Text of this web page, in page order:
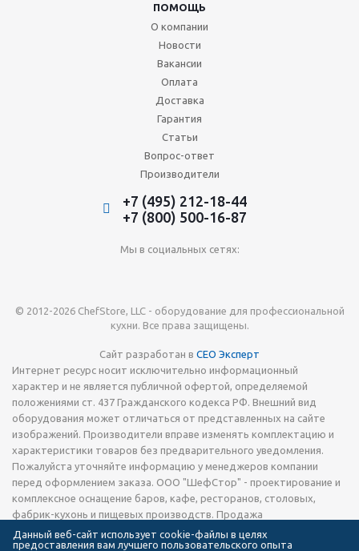
ПОМОЩЬ
О компании
Новости
Вакансии
Оплата
Доставка
Гарантия
Статьи
Вопрос-ответ
Производители
+7 (495) 212-18-44
+7 (800) 500-16-87
Мы в социальных сетях:
© 2012-2026 ChefStore, LLC - оборудование для профессиональной
кухни. Все права защищены.
Сайт разработан в СЕО Эксперт
Интернет ресурс носит исключительно информационный
характер и не является публичной офертой, определяемой
положениями ст. 437 Гражданского кодекса РФ. Внешний вид
оборудования может отличаться от представленных на сайте
изображений. Производители вправе изменять комплектацию и
характеристики товаров без предварительного уведомления.
Пожалуйста уточняйте информацию у менеджеров компании
перед оформлением заказа. ООО "ШефСтор" - проектирование и
комплексное оснащение баров, кафе, ресторанов, столовых,
фабрик-кухонь и пищевых производств. Продажа
технологического теплового, холодильного и
электромеханического оборудования, запчастей, кухонной посуды
Данный веб-сайт использует cookie-файлы в целях
предоставления вам лучшего пользовательского опыта